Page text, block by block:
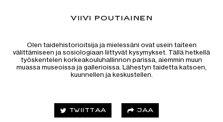
VIIVI POUTIAINEN
Olen taidehistorioitsija ja mielessäni ovat usein taiteen
välittämiseen ja sosiologiaan liittyvät kysymykset. Tällä hetkellä
työskentelen korkeakouluhallinnon parissa, aiemmin muun
muassa museoissa ja gallerioissa. Lähestyn taidetta katsoen,
kuunnellen ja keskustellen.
TWIITTAA JAA